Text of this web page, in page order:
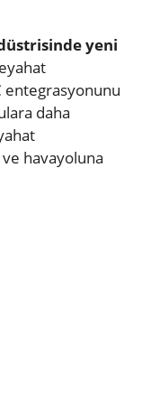
yeni
daha
havayoluna